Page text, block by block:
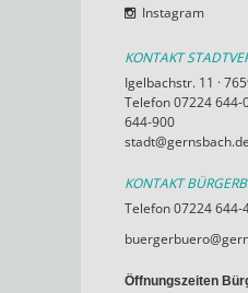
Instagram
KONTAKT
Igelbachstr. 11 ·
Telefon 07224 644-
644-900
stadt@gernsbach.de
KONTAKT
Telefon 07224 644-
Öffnungszeiten